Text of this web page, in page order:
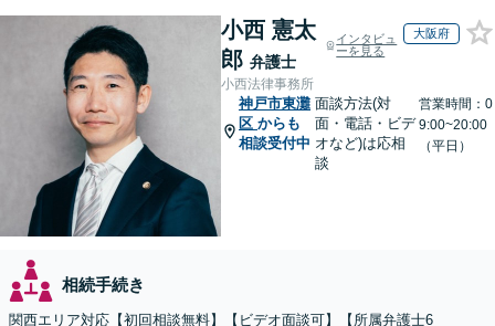
小西 憲太
郎 弁護士
インタビュ
ーを見る
大阪府
小西法律事務所
神戸市東灘
区 からも
相談受付中
面談方法(対
面・電話・ビデ
オなど)は応相
談
営業時間：0
9:00~20:00
（平日）
相続手続き
関西エリア対応【初回相談無料】【ビデオ面談可】【所属弁護士6